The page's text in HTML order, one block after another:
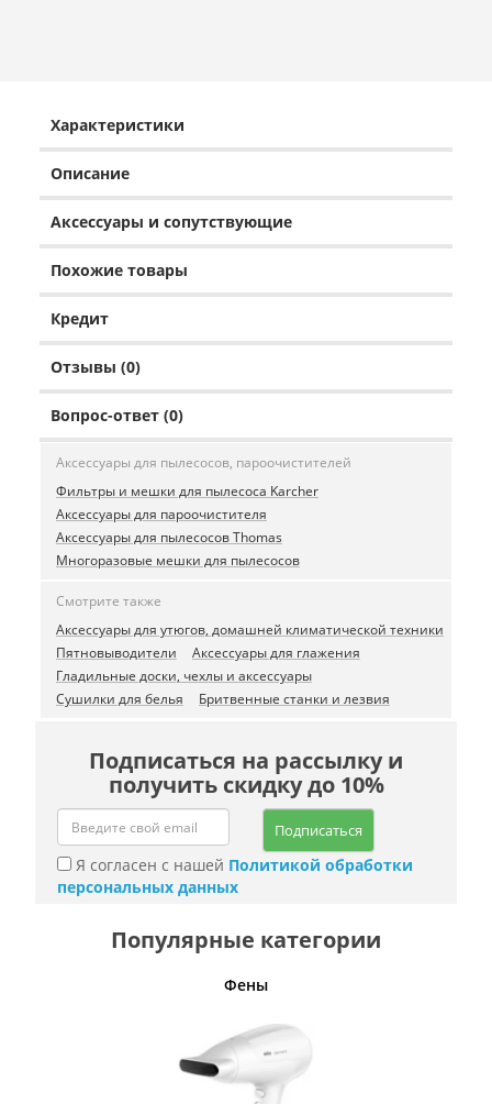
Характеристики
Описание
Аксессуары и сопутствующие
Похожие товары
Кредит
Отзывы (0)
Вопрос-ответ (0)
Аксессуары для пылесосов, пароочистителей
Фильтры и мешки для пылесоса Karcher
Аксессуары для пароочистителя
Аксессуары для пылесосов Thomas
Многоразовые мешки для пылесосов
Смотрите также
Аксессуары для утюгов, домашней климатической техники
Пятновыводители
Аксессуары для глажения
Гладильные доски, чехлы и аксессуары
Сушилки для белья
Бритвенные станки и лезвия
Подписаться на рассылку и
получить скидку до 10%
Подписаться
Я согласен с нашей Политикой обработки
персональных данных
Популярные категории
Фены